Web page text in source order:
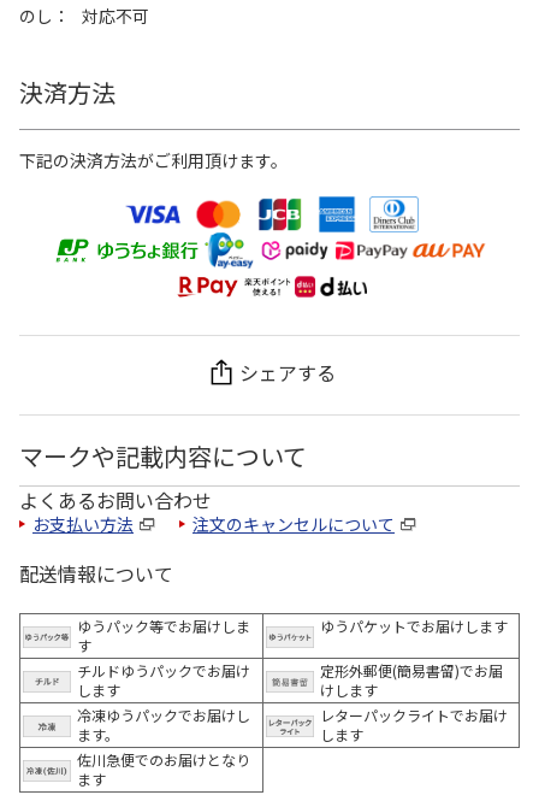
のし
対応不可
決済方法
下記の決済方法がご利用頂けます。
シェアする
マークや記載内容について
よくあるお問い合わせ
お支払い方法 注文のキャンセルについて
配送情報について
ゆうパック等でお届けしま
す
ゆうパケットでお届けします
チルドゆうパックでお届け
します
定形外郵便(簡易書留)でお届
けします
冷凍ゆうパックでお届けし
ます。
レターパックライトでお届け
します
佐川急便でのお届けとなり
ます